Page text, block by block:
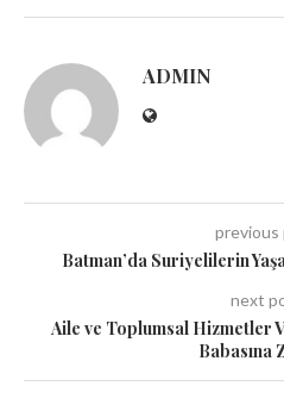
ADMIN
previous
Batman’da Suriyelilerin
next
Aile ve Toplumsal Hizmetler
Babasına